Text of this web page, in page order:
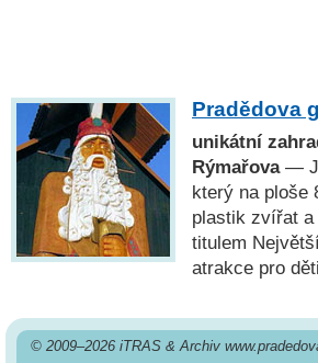
Pradědova
unikátní
Rýmařova—
který na ploše
plastik zvířat
titulem
atrakce pro
© 2009–2026 iTRAS & Archiv